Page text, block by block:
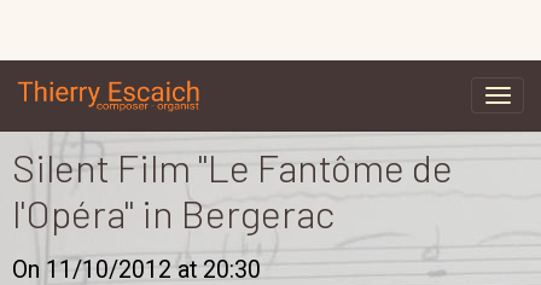
Silent Film "Le Fantôme de
l'Opéra" in Bergerac
On 11/10/2012 at 20:30